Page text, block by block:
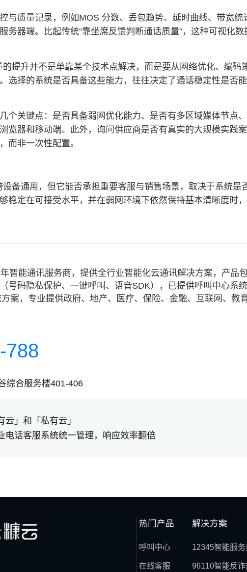
与质量记录，例如MOS 分数、丢包趋势、延时曲线、带宽统
务器端。比起传统“靠坐席反馈判断通话质量”，这种可视化
提升并不是单靠某个技术点解决，而是要从网络优化、编码
选择的系统是否具备这些能力，往往决定了通话稳定性是否
个关键点：是否具备弱网优化能力、是否有多区域媒体节点
览器和移动端。此外，询问供应商是否有真实的大规模实
而非一次性配置。
备通用，但它能否承担重要客服与销售场景，取决于系统是
稳定在可接受水平，并在弱网环境下依然保持基本清晰度时
智能通讯服务商，提供全行业智能化云通讯解决方案，产品
号码隐私保护、一键呼叫、语音SDK），已提供呼叫中心系
案，专业提供政府、地产、医疗、保险、金融、互联网、教
788
综合服务楼401-406
」和「私有云」
电话客服系统统一管理，响应效率翻倍
热门产品
呼叫中心
在线客服
解决方案
12345智能服务
96110智能反诈